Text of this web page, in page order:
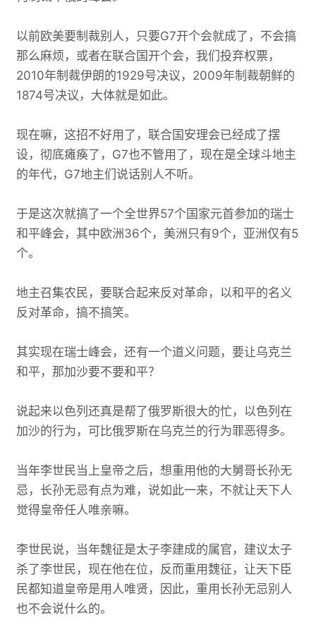
以前欧美要制裁别人，只要G7开个会就成了，不会搞
那么麻烦，或者在联合国开个会，我们投弃权票，
2010年制裁伊朗的1929号决议，2009年制裁朝鲜的
1874号决议，大体就是如此。
现在嘛，这招不好用了，联合国安理会已经成了摆
设，彻底瘫痪了，G7也不管用了，现在是全球斗地主
的年代，G7地主们说话别人不听。
于是这次就搞了一个全世界57个国家元首参加的瑞士
和平峰会，其中欧洲36个，美洲只有9个，亚洲仅有5
个。
地主召集农民，要联合起来反对革命，以和平的名义
反对革命，搞不搞笑。
其实现在瑞士峰会，还有一个道义问题，要让乌克兰
和平，那加沙要不要和平？
说起来以色列还真是帮了俄罗斯很大的忙，以色列在
加沙的行为，可比俄罗斯在乌克兰的行为罪恶得多。
当年李世民当上皇帝之后，想重用他的大舅哥长孙无
忌，长孙无忌有点为难，说如此一来，不就让天下人
觉得皇帝任人唯亲嘛。
李世民说，当年魏征是太子李建成的属官，建议太子
杀了李世民，现在他在位，反而重用魏征，让天下臣
民都知道皇帝是用人唯贤，因此，重用长孙无忌别人
也不会说什么的。